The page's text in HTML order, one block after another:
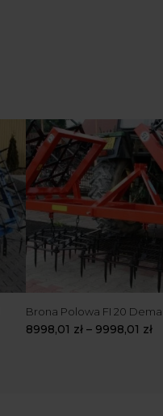
Brona Polowa FI 20
8998,01 zł – 9998,01 zł